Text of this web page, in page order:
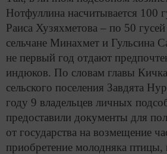
Нотфуллина насчитывается 100
Раиса Хузяхметова – по 50
сельчане Минахмет и Гульсина
не первый год отдают
индюков. По словам главы
сельского поселения Завдята
году 9 владельцев личных
предоставили документы для
от государства на возмещение
приобретение молодняка птицы,